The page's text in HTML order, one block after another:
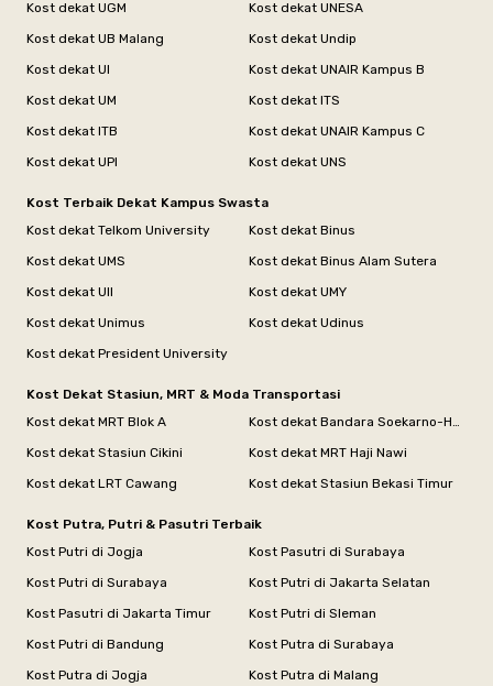
Kost dekat UGM
Kost dekat UNESA
Kost dekat UB Malang
Kost dekat Undip
Kost dekat UI
Kost dekat UNAIR Kampus B
Kost dekat UM
Kost dekat ITS
Kost dekat ITB
Kost dekat UNAIR Kampus C
Kost dekat UPI
Kost dekat UNS
Kost Terbaik Dekat Kampus Swasta
Kost dekat Telkom University
Kost dekat Binus
Kost dekat UMS
Kost dekat Binus Alam Sutera
Kost dekat UII
Kost dekat UMY
Kost dekat Unimus
Kost dekat Udinus
Kost dekat President University
Kost Dekat Stasiun, MRT & Moda Transportasi
Kost dekat MRT Blok A
Kost dekat Stasiun Cikini
Kost dekat MRT Haji Nawi
Kost dekat LRT Cawang
Kost dekat Stasiun Bekasi Timur
Kost Putra, Putri & Pasutri Terbaik
Kost Putri di Jogja
Kost Pasutri di Surabaya
Kost Putri di Surabaya
Kost Putri di Jakarta Selatan
Kost Pasutri di Jakarta Timur
Kost Putri di Sleman
Kost Putri di Bandung
Kost Putra di Surabaya
Kost Putra di Jogja
Kost Putra di Malang